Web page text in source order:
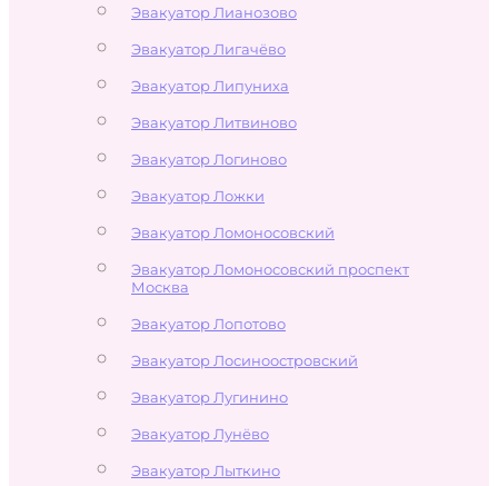
Эвакуатор Лианозово
Эвакуатор Лигачёво
Эвакуатор Липуниха
Эвакуатор Литвиново
Эвакуатор Логиново
Эвакуатор Ложки
Эвакуатор Ломоносовский
Эвакуатор Ломоносовский проспект
Москва
Эвакуатор Лопотово
Эвакуатор Лосиноостровский
Эвакуатор Лугинино
Эвакуатор Лунёво
Эвакуатор Лыткино